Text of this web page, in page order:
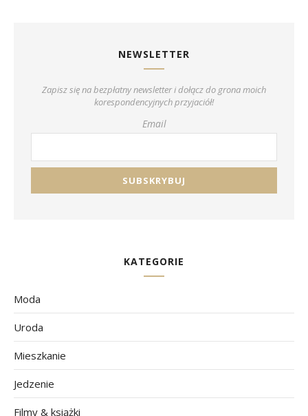
NEWSLETTER
Zapisz się na bezpłatny newsletter i dołącz do grona moich
korespondencyjnych przyjaciół!
Email
KATEGORIE
Moda
Uroda
Mieszkanie
Jedzenie
Filmy & książki